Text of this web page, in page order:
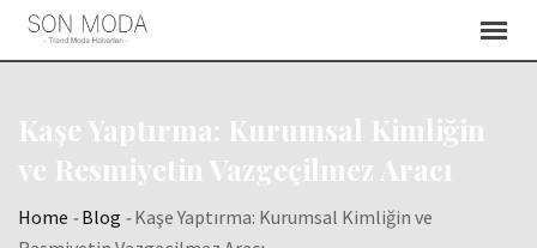
Skip
Kaşe Yaptırma: Kurumsal Kimliğin
ve Resmiyetin Vazgeçilmez Aracı
Home -Blog -Kaşe Yaptırma: Kurumsal Kimliğin ve